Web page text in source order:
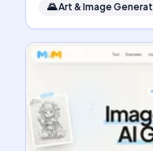
🌄Art & Image